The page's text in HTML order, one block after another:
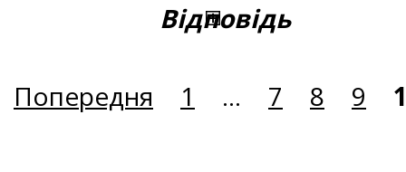
Відповідь
Попередня 1 ... 7 8 9